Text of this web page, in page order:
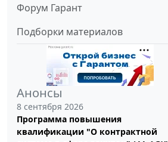
Форум Гарант
Подборки материалов
Анонсы
8 сентября 2026
Программа повышения
квалификации "О контрактной